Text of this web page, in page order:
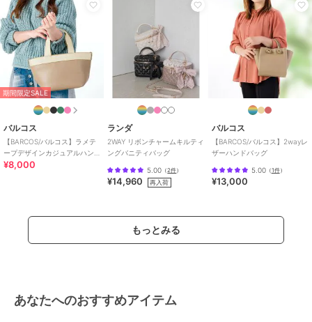
期間限定SALE
バルコス
【BARCOS/バルコス】ラメテ
ープデザインカジュアルハン
ドバッグ
¥8,000
ランダ
2WAY リボンチャームキルティ
ングバニティバッグ
5.00 （2件）
¥14,960 再入荷
バルコス
【BARCOS/バルコス】2wayレ
ザーハンドバッグ
5.00（1件）
¥13,000
もっとみる
あなたへのおすすめアイテム